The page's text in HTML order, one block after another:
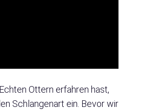
Ottern erfahren hast,
Schlangenart ein. Bevor wir